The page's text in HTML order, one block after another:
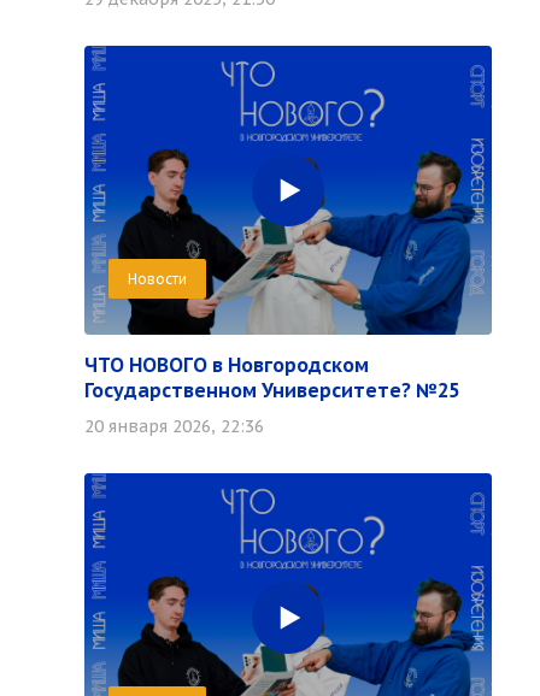
Новости
ЧТО НОВОГО в Новгородском
Государственном Университете? №25
20 января 2026, 22:36